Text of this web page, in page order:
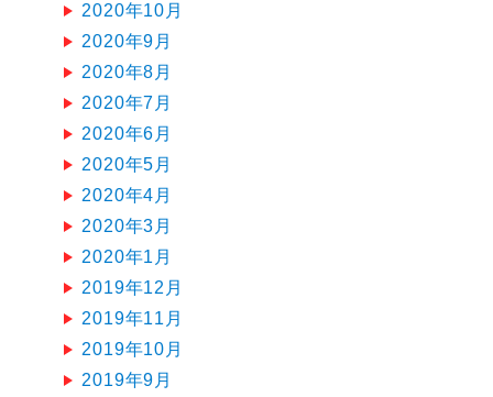
2020年10月
2020年9月
2020年8月
2020年7月
2020年6月
2020年5月
2020年4月
2020年3月
2020年1月
2019年12月
2019年11月
2019年10月
2019年9月